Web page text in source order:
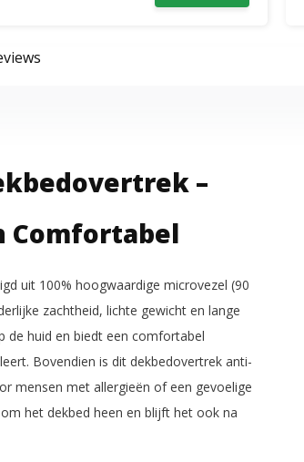
–
Comfortabel
uit 100% hoogwaardige microvezel (90
zachtheid, lichte gewicht en lange
de huid en biedt een comfortabel
Bovendien is dit dekbedovertrek anti-
mensen met allergieën of een gevoelige
het dekbed heen en blijft het ook na